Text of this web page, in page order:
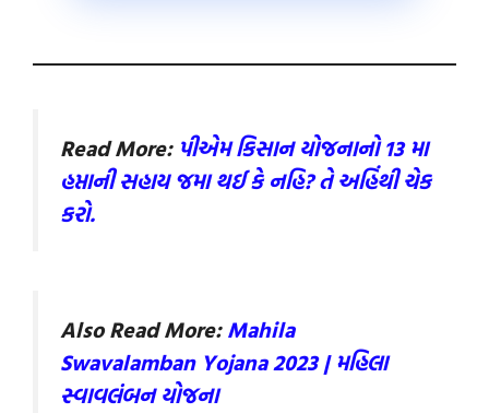
Read More: પીએમ કિસાન યોજનાનો 13 મા
હપ્તાની સહાય જમા થઈ કે નહિ? તે અહિંથી ચેક
કરો.
Also Read More:Mahila
Swavalamban Yojana 2023 | મહિલા
સ્વાવલંબન યોજના